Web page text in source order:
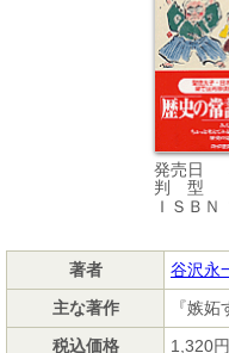
発売日
判 型
ＩＳＢＮ
著者 谷沢永
主な著作
『嫉
税込価格
1,320